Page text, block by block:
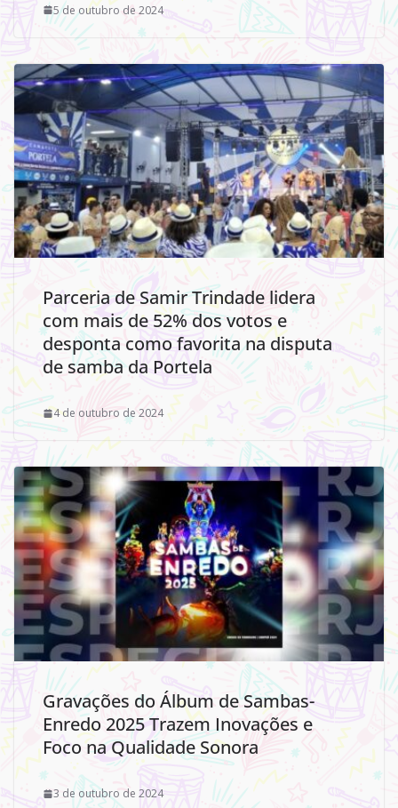
5 de outubro de 2024
Parceria de Samir Trindade lidera
com mais de 52% dos votos e
desponta como favorita na disputa
de samba da Portela
4 de outubro de 2024
Gravações do Álbum de Sambas-
Enredo 2025 Trazem Inovações e
Foco na Qualidade Sonora
3 de outubro de 2024